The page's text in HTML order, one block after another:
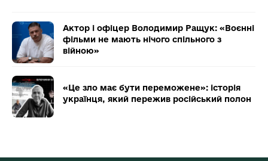
Актор і офіцер Володимир Ращук: «Воєнні
фільми не мають нічого спільного з
війною»
«Це зло має бути переможене»: історія
українця, який пережив російський полон